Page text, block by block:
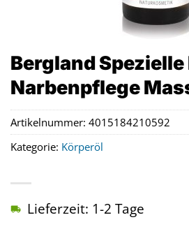
Bergland
Narbenpflege
Lieferzeit: 1-2 Tage
Artikelnummer: 4015184210592
Kategorie: Körperöl